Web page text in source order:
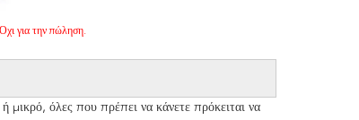
για την πώληση.
μικρό, όλες που πρέπει να κάνετε πρόκειται να